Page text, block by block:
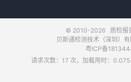
© 2010-2026 质检报
贝斯通检测技术（深圳）
粤ICP备
请求次数：17 次，加载用时：